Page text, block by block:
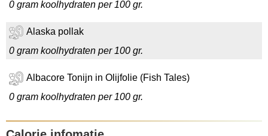
0 gram koolhydraten per 100 gr.
Alaska pollak
0 gram koolhydraten per 100 gr.
Albacore Tonijn in Olijfolie (Fish Tales)
0 gram koolhydraten per 100 gr.